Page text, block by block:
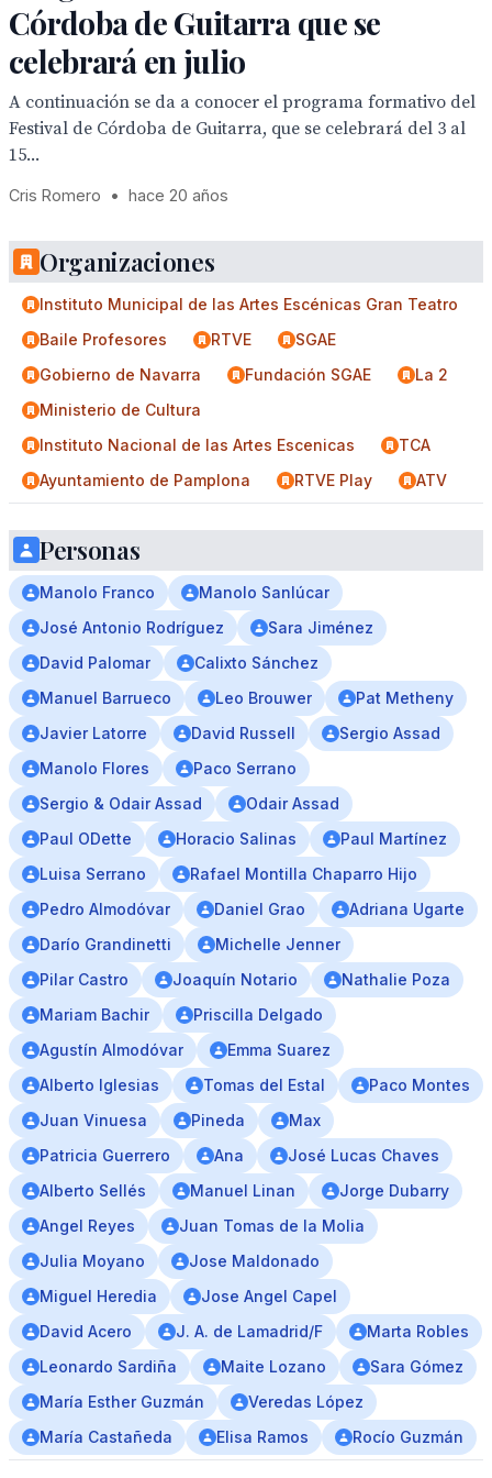
Córdoba de Guitarra que se
celebrará en julio
A continuación se da a conocer el programa formativo del
Festival de Córdoba de Guitarra, que se celebrará del 3 al
15...
Cris Romero • hace 20 años
Organizaciones
Instituto Municipal de las Artes Escénicas Gran Teatro
Baile Profesores
RTVE
SGAE
Gobierno de Navarra
Fundación SGAE
La 2
Ministerio de Cultura
Instituto Nacional de las Artes Escenicas
TCA
Ayuntamiento de Pamplona
RTVE Play ATV
Personas
Manolo Franco
Manolo Sanlúcar
José Antonio Rodríguez
Sara Jiménez
David Palomar
Calixto Sánchez
Manuel Barrueco
Leo Brouwer
Pat Metheny
Javier Latorre
David Russell
Sergio Assad
Manolo Flores
Paco Serrano
Sergio & Odair Assad
Odair Assad
Paul ODette
Horacio Salinas
Paul Martínez
Luisa Serrano
Rafael Montilla Chaparro Hijo
Pedro Almodóvar
Daniel Grao
Adriana Ugarte
Darío Grandinetti
Michelle Jenner
Pilar Castro
Joaquín Notario
Nathalie Poza
Mariam Bachir
Priscilla Delgado
Agustín Almodóvar
Emma Suarez
Alberto Iglesias
Tomas del Estal
Paco Montes
Juan Vinuesa
Pineda
Max
Patricia Guerrero
Ana
José Lucas Chaves
Alberto Sellés
Manuel Linan
Jorge Dubarry
Angel Reyes
Juan Tomas de la Molia
Julia Moyano
Jose Maldonado
Miguel Heredia
Jose Angel Capel
David Acero
J. A. de Lamadrid/F
Marta Robles
Leonardo Sardiña
Maite Lozano
Sara Gómez
María Esther Guzmán
Veredas López
María Castañeda
Elisa Ramos Rocío Guzmán